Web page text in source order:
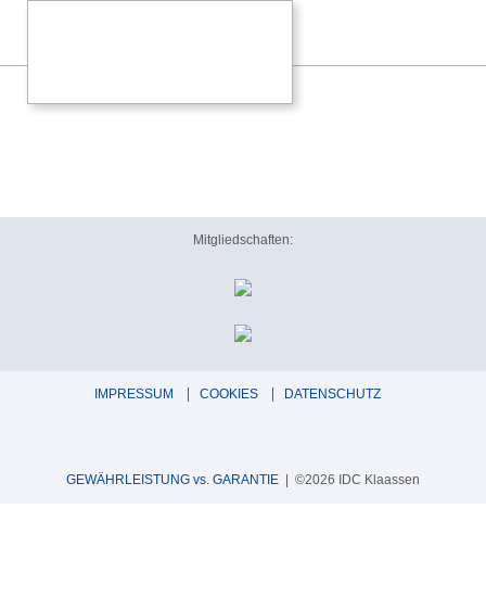
Mitgliedschaften:
IMPRESSUM COOKIES DATENSCHUTZ
GEWÄHRLEISTUNG vs. GARANTIE | ©2026 IDC Klaassen